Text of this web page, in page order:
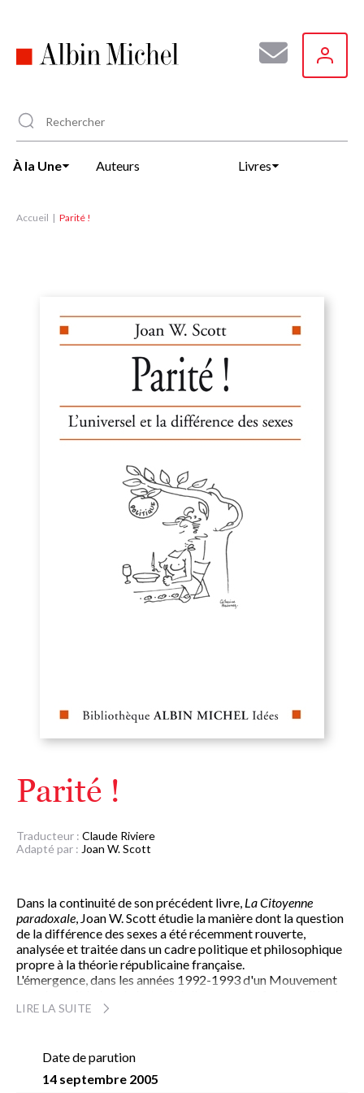
principal
À la Une Auteurs Livres
Accueil Parité !
Parité !
Traducteur : Claude Riviere
Adapté par : Joan W. Scott
Dans la continuité de son précédent livre, La Citoyenne
paradoxale, Joan W. Scott étudie la manière dont la question
de la différence des sexes a été récemment rouverte,
analysée et traitée dans un cadre politique et philosophique
propre à la théorie républicaine française.
L'émergence, dans les années 1992-1993 d'un Mouvement
accès à la représentation politique, lui permet de montrer
exclues en droit d'abord, en fait ensuite, de la représentation
nationale comme de la réalité du pouvoir politique, et la
nécessaire adaptation des institutions publiques aux idéaux
LIRE LA SUITE
Date de parution
14 septembre 2005